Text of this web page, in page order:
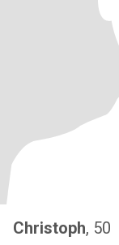
Christoph, 50